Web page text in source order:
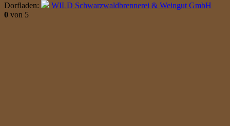
Dorfladen:
WILD Schwarzwaldbrennerei & Weingut GmbH
0 von 5